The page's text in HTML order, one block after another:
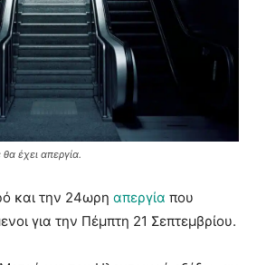
έχει απεργία.
και την 24ωρη απεργία που
για την Πέμπτη 21 Σεπτεμβρίου.